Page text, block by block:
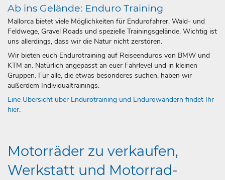
Ab ins Gelände: Enduro Training
Mallorca bietet viele Möglichkeiten für Endurofahrer. Wald- und
Feldwege, Gravel Roads und spezielle Trainingsgelände. Wichtig ist
uns allerdings, dass wir die Natur nicht zerstören.
Wir bieten euch Endurotraining auf Reiseenduros von BMW und
KTM an. Natürlich angepasst an euer Fahrlevel und in kleinen
Gruppen. Für alle, die etwas besonderes suchen, haben wir
außerdem Individualtrainings.
Eine Übersicht über Endurotraining und Endurowandern findet Ihr
hier.
Motorräder zu verkaufen,
Werkstatt und Motorrad-